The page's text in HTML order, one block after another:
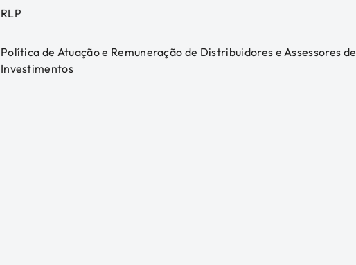
RLP
Política de Atuação e Remuneração de Distribuidores e Assessores de
Investimentos